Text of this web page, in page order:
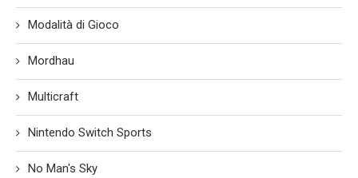
Modalità di Gioco
Mordhau
Multicraft
Nintendo Switch Sports
No Man's Sky